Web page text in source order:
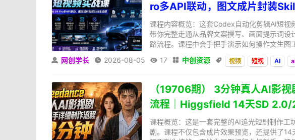
ro多API联动，图文成片封装
课程内容概览：这套Codex自动化剪辑AI短视
带你完整走通从品牌文案撰写、画面提示词
路流程。课程中会手把手演示如何操作文生图
 网创学长  2026-08-05  17  中创资源  视频 短视 AI
（19706期） 3分钟真人AI影
流程｜Higgsfield 14天SD 2.0/
课程概览：这是一套完整的AI追光短剧制作
剧。课程不仅包含成片效果预览，还提供了